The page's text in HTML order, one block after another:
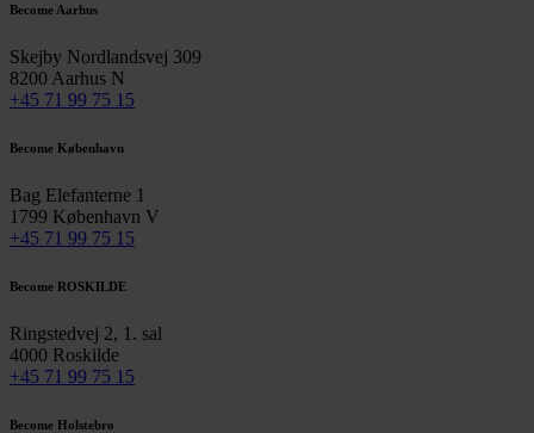
Become Aarhus
Skejby Nordlandsvej 309
8200 Aarhus N
+45 71 99 75 15
Become København
Bag Elefanterne 1
1799 København V
+45 71 99 75 15
Become ROSKILDE
Ringstedvej 2, 1. sal
4000 Roskilde
+45 71 99 75 15
Become Holstebro